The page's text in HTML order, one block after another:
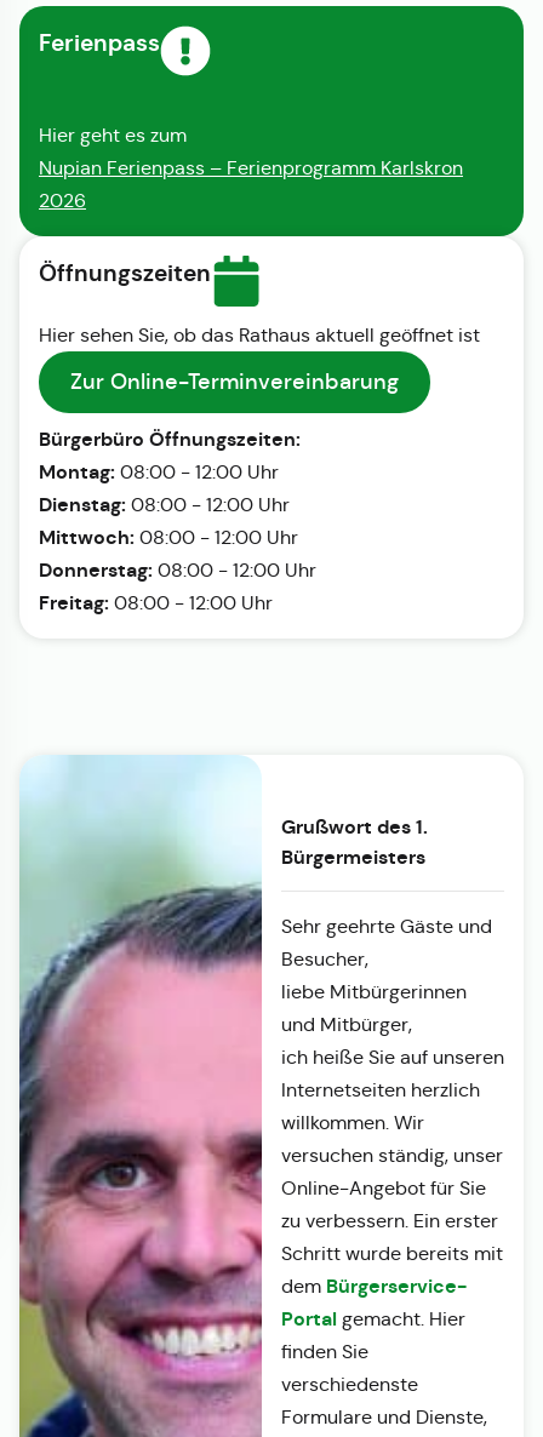
Ferienpass
Hier geht es zum
Nupian Ferienpass – Ferienprogramm Karlskron
2026
Öffnungszeiten
Hier sehen Sie, ob das Rathaus aktuell geöffnet ist
Zur Online-Terminvereinbarung
Bürgerbüro Öffnungszeiten:
Montag: 08:00 - 12:00 Uhr
Dienstag: 08:00 - 12:00 Uhr
Mittwoch: 08:00 - 12:00 Uhr
Donnerstag: 08:00 - 12:00 Uhr
Freitag: 08:00 - 12:00 Uhr
Grußwort des 1.
Bürgermeisters
Sehr geehrte Gäste und
Besucher,
liebe Mitbürgerinnen
und Mitbürger,
ich heiße Sie auf unseren
Internetseiten herzlich
willkommen. Wir
versuchen ständig, unser
Online-Angebot für Sie
zu verbessern. Ein erster
Schritt wurde bereits mit
dem Bürgerservice-
Portalgemacht. Hier
finden Sie
verschiedenste
Formulare und Dienste,